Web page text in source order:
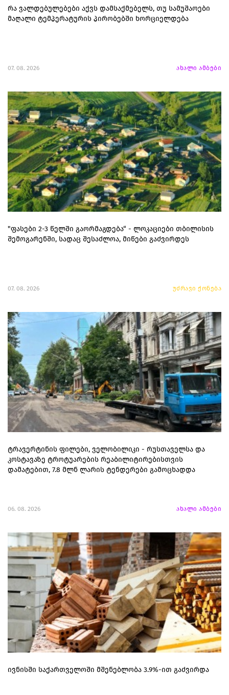
რა ვალდებულებები აქვს დამსაქმებელს, თუ სამუშაოები
მაღალი ტემპერატურის პირობებში ხორციელდება
07. 08. 2026 ახალი ამბები
"ფასები 2-3 წელში გაორმაგდება“ - ლოკაციები თბილისის
შემოგარენში, სადაც შესაძლოა, მიწები გაძვირდეს
07. 08. 2026 უძრავი ქონება
ტრავერტინის ფილები, ველობილიკი - რუსთაველსა და
კოსტავაზე ტროტუარების რეაბილიტირებისთვის
დამატებით, 7.8 მლნ ლარის ტენდერები გამოცხადდა
06. 08. 2026 ახალი ამბები
ივნისში საქართველოში მშენებლობა 3.9%-ით გაძვირდა